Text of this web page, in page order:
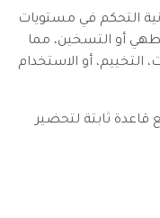
التحكم في مستويات
أو التسخين، مما
التخييم، أو الاستخدام
ثابتة لتحضير